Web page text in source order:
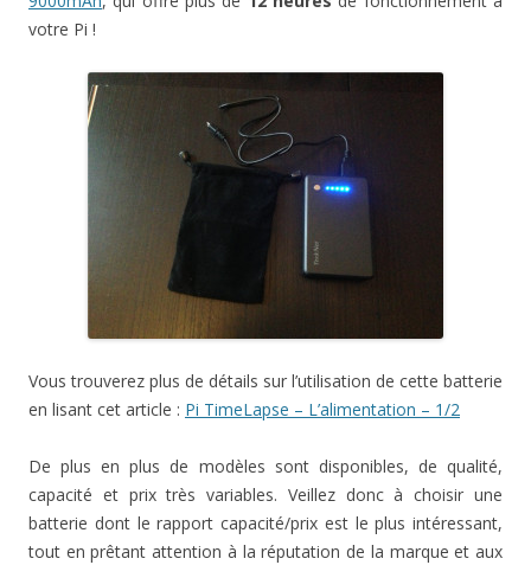
votre Pi !
Vous trouverez plus de détails sur l’utilisation de cette batterie
en lisant cet article : Pi TimeLapse – L’alimentation – 1/2
De plus en plus de modèles sont disponibles, de qualité,
capacité et prix très variables. Veillez donc à choisir une
batterie dont le rapport capacité/prix est le plus intéressant,
tout en prêtant attention à la réputation de la marque et aux